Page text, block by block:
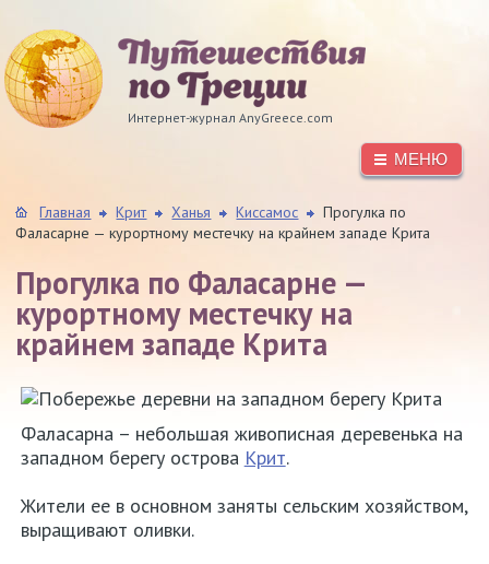
Интернет-журнал AnyGreece.com
МЕНЮ
Главная Крит Ханья Киссамос
Прогулка по
Фаласарне — курортному местечку на крайнем западе Крита
Прогулка по Фаласарне —
курортному местечку на
крайнем западе Крита
Фаласарна – небольшая живописная деревенька на
западном берегу острова Крит.
Жители ее в основном заняты сельским хозяйством,
выращивают оливки.